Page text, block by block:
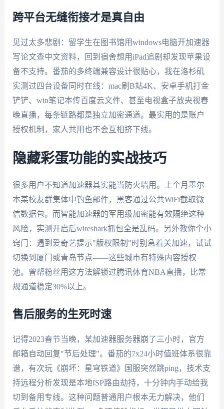
跨平台无缝衔接才是真自由
见过太多悲剧：留学生在图书馆用windows电脑开加速器
写论文查中文资料，回到宿舍想用iPad追剧却发现苹果设
备不支持。番茄的多终端兼容设计很贴心，我在洛杉矶
实测过四台设备同时在线：mac刷B站4K、安卓手机打金
铲铲、win笔记本传百度云文件、甚至电视盒子放央视春
晚直播，每条链路都是独立加密通道。最实用的是账户
授权机制，家人共用也不会互相挤下线。
隐藏彩蛋功能的实战技巧
很多用户不知道加速器其实能当防火墙用。上个月墨尔
本某校友群集体中钓鱼邮件，黑客通过公共WiFi截取微
信数据包。而智能加速器的军用级加密能有效隔绝这种
风险，实测开启后wireshark抓包全是乱码。另外教你个小
窍门：遇到爱奇艺提示"版权限制"时别急着关加速，试试
切换到厦门或青岛节点——这些城市有特殊内容授权
池。曾帮粉丝用这方法解锁过腾讯体育NBA直播，比常
规通道稳定30%以上。
售后服务的生死时速
记得2023春节当晚，某加速器服务器崩了三小时，官方
邮箱自动回复"节后处理"。番茄的7x24小时值班体系很靠
谱，有次玩《崩坏：星穹铁道》国服突然跳ping，技术支
持远程分析发现是本地ISP路由劫持，十分钟内手动给我
切到备用专线。这种问题普通用户根本无力解决，他们